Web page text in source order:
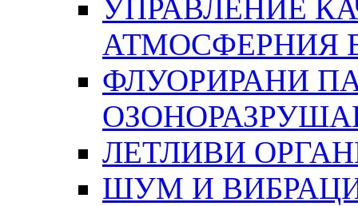
УПРАВЛЕНИЕ
АТМОСФЕРНИЯ
ФЛУОРИРАНИ
ЛЕТЛИВИ
ШУМ И